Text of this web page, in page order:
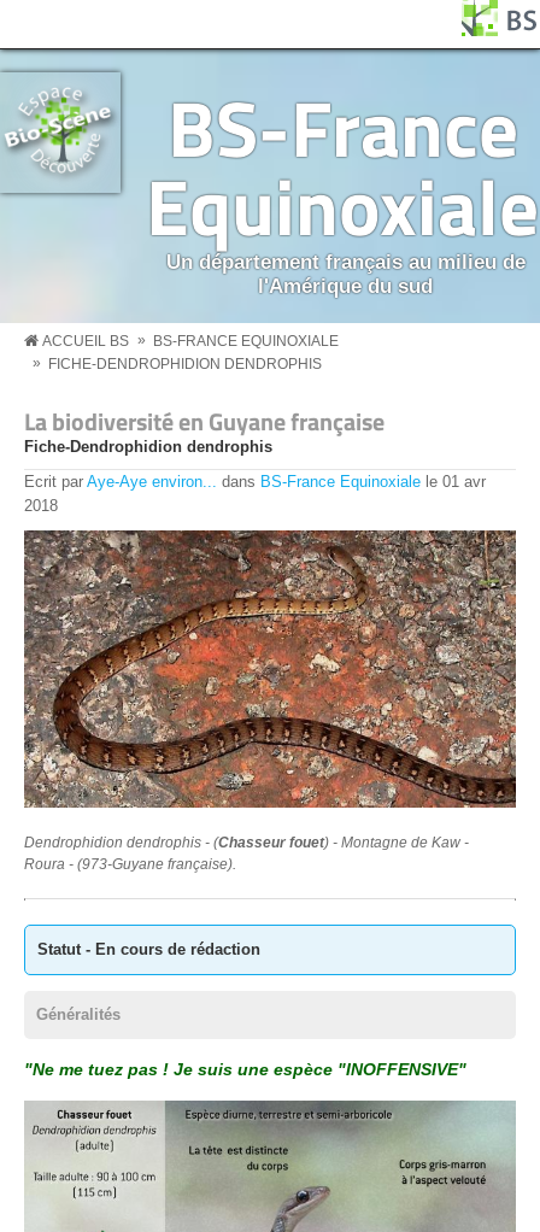
BS-France
Equinoxiale
Un département français au milieu de
l'Amérique du sud
BS MENU
ACCUEIL BS »
BS-FRANCE EQUINOXIALE
»
FICHE-DENDROPHIDION DENDROPHIS
La biodiversité en Guyane française
Fiche-Dendrophidion dendrophis
Ecrit par Aye-Aye environ... dans BS-France Equinoxiale le 01 avr
2018
Dendrophidion dendrophis - (Chasseur fouet) - Montagne de Kaw -
Roura - (973-Guyane française).
Statut - En cours de rédaction
Généralités
"Ne me tuez pas ! Je suis une espèce "INOFFENSIVE"